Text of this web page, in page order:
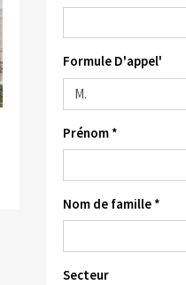
Formule D'appel'
Prénom *
Nom de famille *
Secteur